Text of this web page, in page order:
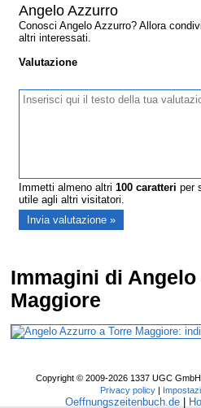
Angelo Azzurro
Conosci Angelo Azzurro? Allora
altri interessati.
Valutazione
Immetti almeno altri100 caratteri per
utile agli altri visitatori.
Immagini di
Maggiore
Copyright © 2009-2026 1337 UGC
Privacy policy|
Oeffnungszeitenbuch.de